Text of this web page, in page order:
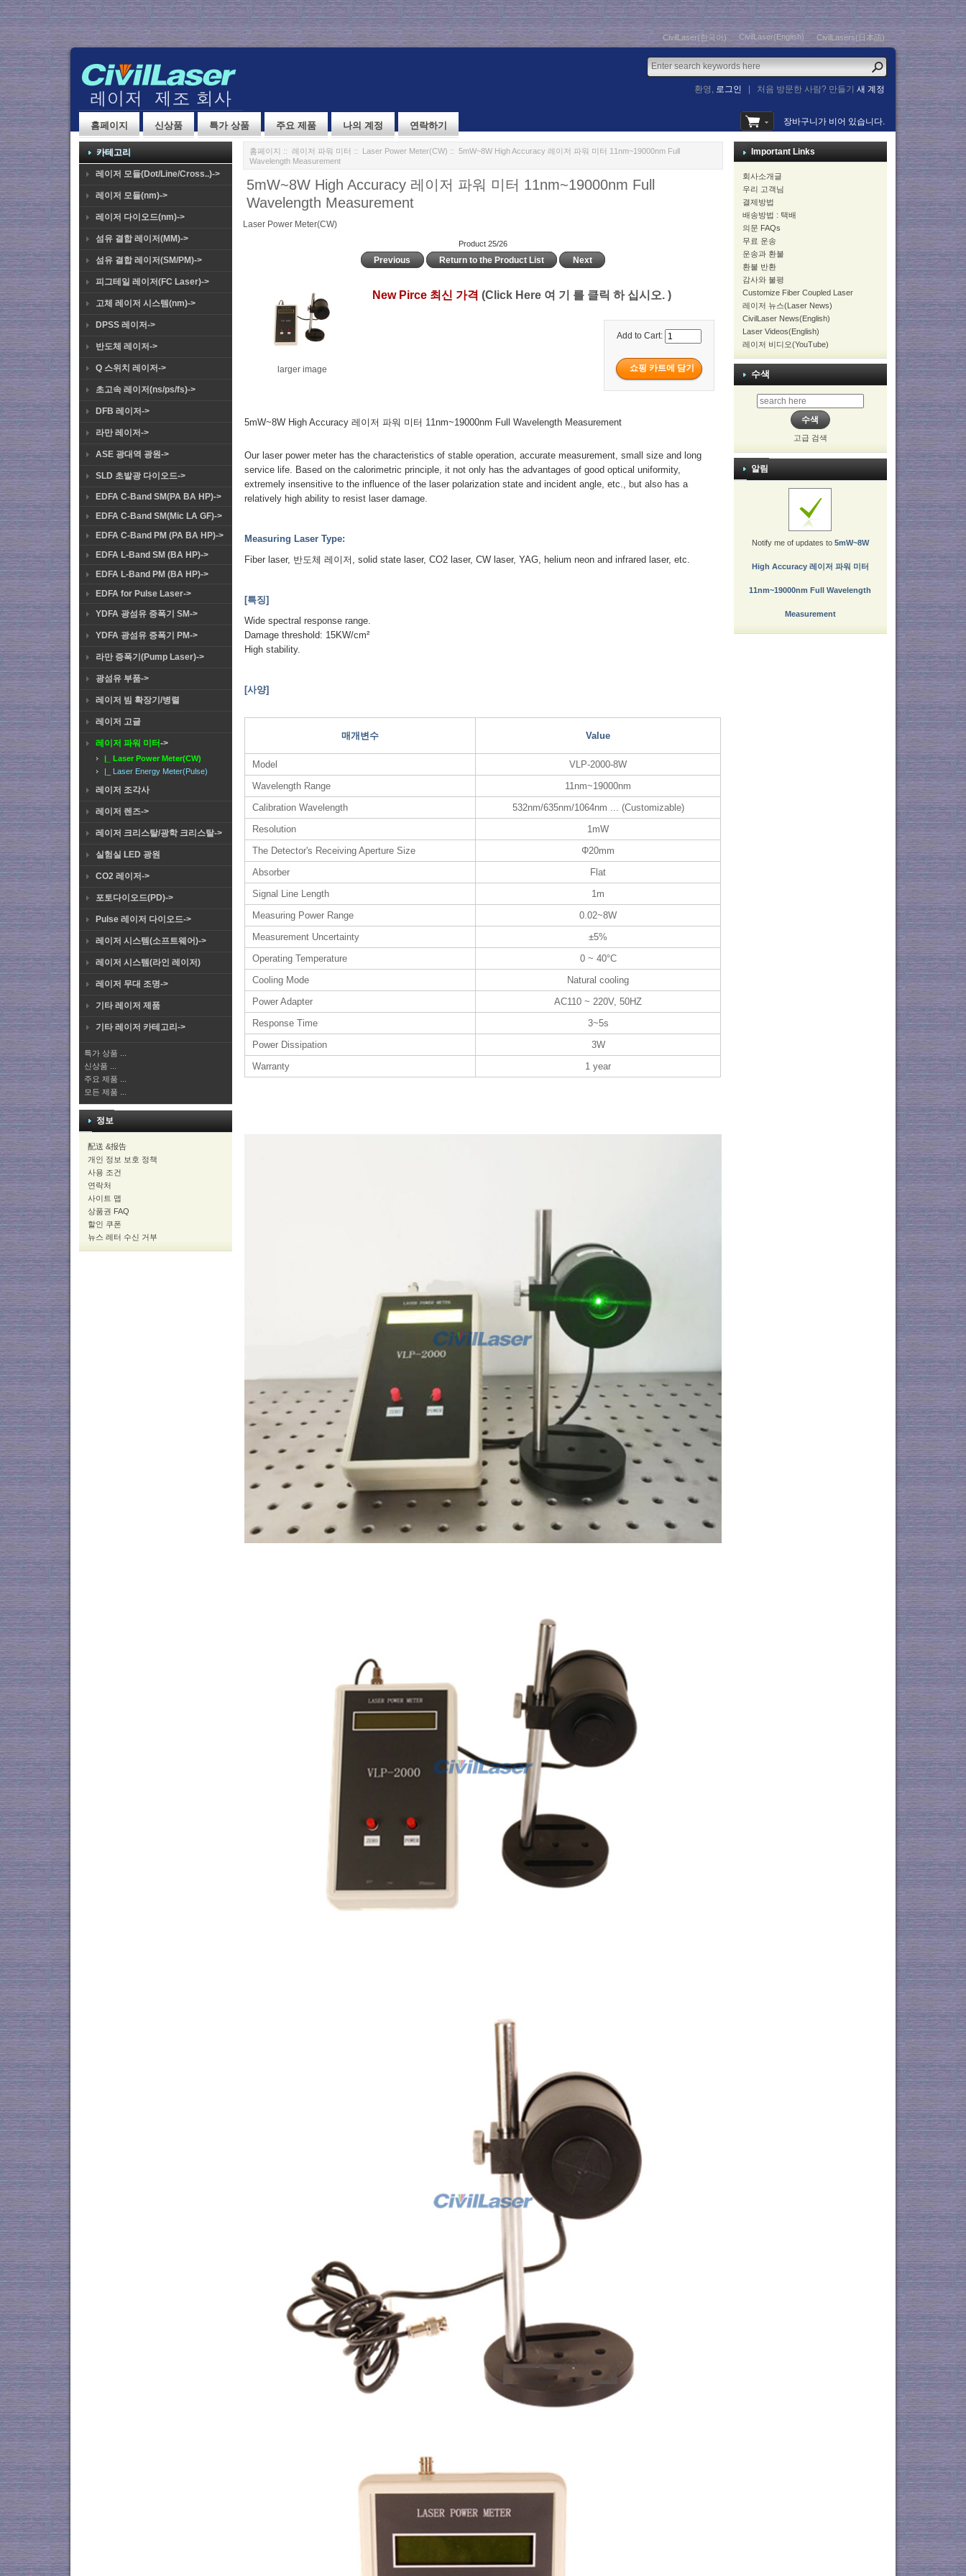
CivilLaser(한국어) CivilLaser(English) CivilLasers(日本語)
환영, 로그인 처음 방문한 사람? 만들기새 계정
홈페이지 신상품 특가 상품 주요 제품 나의 계정 연락하기 장바구니가 비어 있습니다.
카테고리
레이저 모듈(Dot/Line/Cross..)->
레이저 모듈(nm)->
레이저 다이오드(nm)->
섬유 결합 레이저(MM)->
섬유 결합 레이저(SM/PM)->
피그테일 레이저(FC Laser)->
고체 레이저 시스템(nm)->
DPSS 레이저->
반도체 레이저->
Q 스위치 레이저->
초고속 레이저(ns/ps/fs)->
DFB 레이저->
라만 레이저->
ASE 광대역 광원->
SLD 초발광 다이오드->
EDFA C-Band SM(PA BA HP)->
EDFA C-Band SM(Mic LA GF)->
EDFA C-Band PM (PA BA HP)->
EDFA L-Band SM (BA HP)->
EDFA L-Band PM (BA HP)->
EDFA for Pulse Laser->
YDFA 광섬유 증폭기 SM->
YDFA 광섬유 증폭기 PM->
라만 증폭기(Pump Laser)->
광섬유 부품->
레이저 빔 확장기/병렬
레이저 고글
레이저 파워 미터->
|_ Laser Power Meter(CW)
|_ Laser Energy Meter(Pulse)
레이저 조각사
레이저 렌즈->
레이저 크리스탈/광학 크리스탈->
실험실 LED 광원
CO2 레이저->
포토다이오드(PD)->
Pulse 레이저 다이오드->
레이저 시스템(소프트웨어)->
레이저 시스템(라인 레이저)
레이저 무대 조명->
기타 레이저 제품
기타 레이저 카테고리->
특가 상품 ...
신상품 ...
주요 제품 ...
모든 제품 ...
정보
配送 &报告
개인 정보 보호 정책
사용 조건
연락처
사이트 맵
상품권 FAQ
할인 쿠폰
뉴스 레터 수신 거부
홈페이지 :: 레이저 파워 미터 :: Laser Power Meter(CW) :: 5mW~8W High Accuracy 레이저 파워 미터 11nm~19000nm Full
Wavelength Measurement
5mW~8W High Accuracy 레이저 파워 미터 11nm~19000nm Full
Wavelength Measurement
Laser Power Meter(CW)
Product 25/26
Previous Return to the Product List Next
larger image
New Pirce 최신 가격 (Click Here 여 기 를 클릭 하 십시오. )
Add to Cart:
5mW~8W High Accuracy 레이저 파워 미터 11nm~19000nm Full Wavelength Measurement
Our laser power meter has the characteristics of stable operation, accurate measurement, small size and long
service life. Based on the calorimetric principle, it not only has the advantages of good optical uniformity,
extremely insensitive to the influence of the laser polarization state and incident angle, etc., but also has a
relatively high ability to resist laser damage.
Measuring Laser Type:
Fiber laser, 반도체 레이저, solid state laser, CO2 laser, CW laser, YAG, helium neon and infrared laser, etc.
[특징]
Wide spectral response range.
Damage threshold: 15KW/cm²
High stability.
[사양]
매개변수 Value
Model
VLP-2000-8W
Wavelength Range
11nm~19000nm
Calibration Wavelength
532nm/635nm/1064nm ... (Customizable)
Resolution
1mW
The Detector's Receiving Aperture Size
Φ20mm
Absorber
Flat
Signal Line Length
1m
Measuring Power Range
0.02~8W
Measurement Uncertainty
±5%
Operating Temperature
0 ~ 40°C
Cooling Mode
Natural cooling
Power Adapter
AC110 ~ 220V, 50HZ
Response Time
3~5s
Power Dissipation
3W
Warranty
1 year
Important Links
회사소개글
우리 고객님
결제방법
배송방법 : 택배
의문 FAQs
무료 운송
운송과 환불
환불 반환
감사와 불평
Customize Fiber Coupled Laser
레이저 뉴스(Laser News)
CivilLaser News(English)
Laser Videos(English)
레이저 비디오(YouTube)
수색
고급 검색
알림
Notify me of updates to 5mW~8W
High Accuracy 레이저 파워 미터
11nm~19000nm Full Wavelength
Measurement